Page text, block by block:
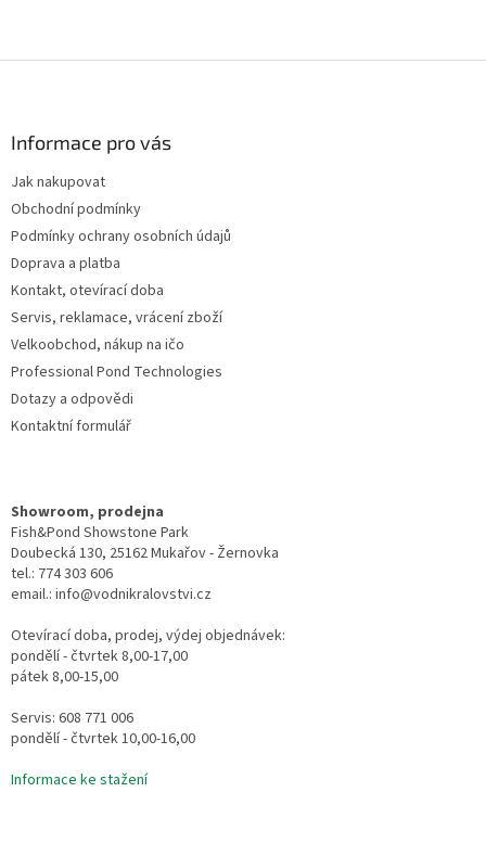
Informace pro vás
Jak nakupovat
Obchodní podmínky
Podmínky ochrany osobních údajů
Doprava a platba
Kontakt, otevírací doba
Servis, reklamace, vrácení zboží
Velkoobchod, nákup na ičo
Professional Pond Technologies
Dotazy a odpovědi
Kontaktní formulář
Showroom, prodejna
Fish&Pond Showstone Park
Doubecká 130, 25162 Mukařov - Žernovka
tel.: 774 303 606
email.: info@vodnikralovstvi.cz
Otevírací doba, prodej, výdej objednávek:
pondělí - čtvrtek 8,00-17,00
pátek 8,00-15,00
Servis: 608 771 006
pondělí - čtvrtek 10,00-16,00
Informace ke stažení